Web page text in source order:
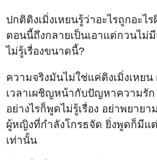
ปกติติงเมิ่งเหยนรู้ว่าอะไรถูกอะไ
ตอนนี้ถึงกลายเป็นเอาแต่กวนไม่
ไม่รู้เรื่องขนาดนี้?
ความจริงมันไม่ใช่แค่ติงเมิ่งเหย
เวลาเผชิญหน้ากับปัญหาความรั
อย่างไรก็พูดไม่รู้เรื่อง อย่าพยายา
ผู้หญิงที่กำลังโกรธจัด ยิ่งพูดก็มีแ
เท่านั้น